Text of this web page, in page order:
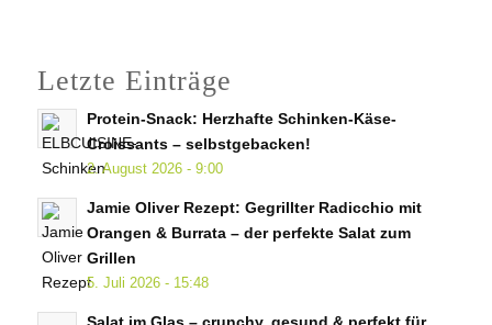
Letzte Einträge
Protein-Snack: Herzhafte Schinken-Käse-
Croissants – selbstgebacken!
2. August 2026 - 9:00
Jamie Oliver Rezept: Gegrillter Radicchio mit
Orangen & Burrata – der perfekte Salat zum
Grillen
5. Juli 2026 - 15:48